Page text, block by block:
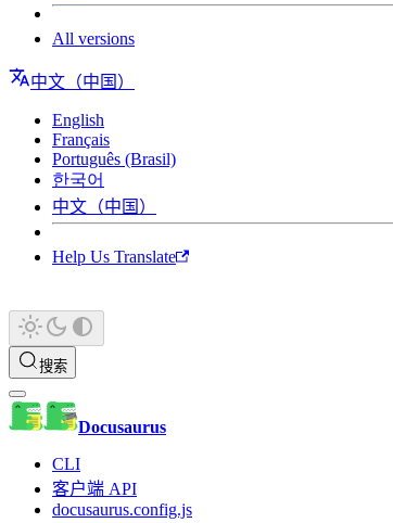
All versions
中文（中国）
English
Français
Português (Brasil)
한국어
中文（中国）
Help Us Translate
搜索
Docusaurus
CLI
客户端 API
docusaurus.config.js